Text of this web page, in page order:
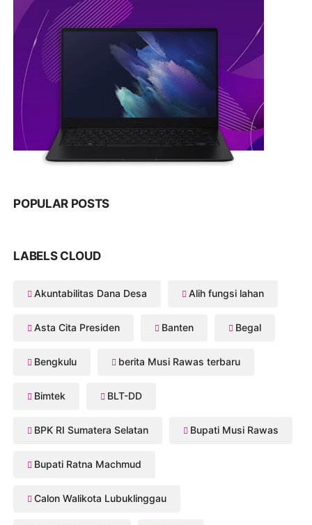
POPULAR POSTS
LABELS CLOUD
Akuntabilitas Dana Desa Alih fungsi lahan
Asta Cita Presiden Banten Begal
Bengkulu berita Musi Rawas terbaru
Bimtek BLT-DD
BPK RI Sumatera Selatan Bupati Musi Rawas
Bupati Ratna Machmud
Calon Walikota Lubuklinggau